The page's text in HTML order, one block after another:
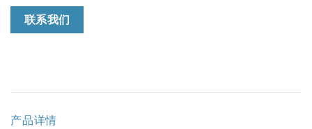
联系我们
产品详情